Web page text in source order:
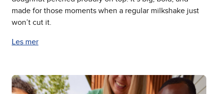
made for those moments when a regular milkshake just
won’t cut it.
Les mer